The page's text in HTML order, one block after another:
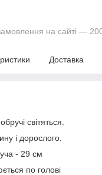
на сайті —
Доставка
світяться.
і дорослого.
- 29 см
по голові